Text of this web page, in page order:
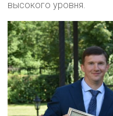
высокого уровня.